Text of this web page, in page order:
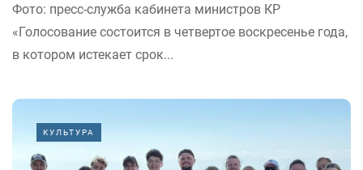
Фото: пресс-служба кабинета министров КР
«Голосование состоится в четвертое воскресенье года,
в котором истекает срок...
КУЛЬТУРА